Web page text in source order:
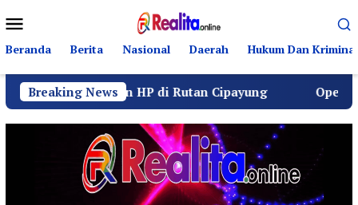
ke
kontenMobile
Beranda Berita Nasional Daerah Hukum Dan Kriminal
Breaking News
HP di Rutan Cipayung Operasi Senyap